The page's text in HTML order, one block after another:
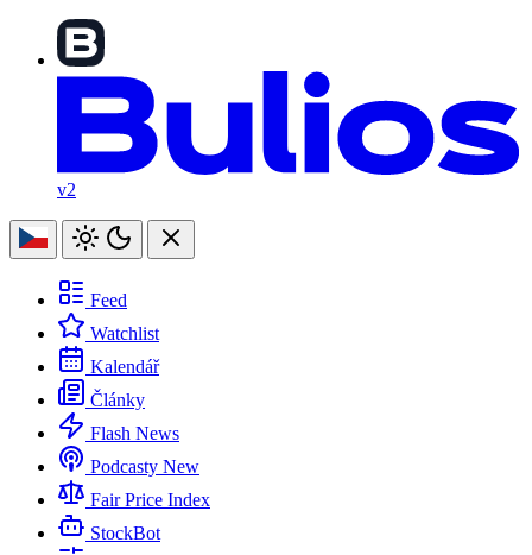
v2
Feed
Watchlist
Kalendář
Články
Flash News
Podcasty New
Fair Price Index
StockBot